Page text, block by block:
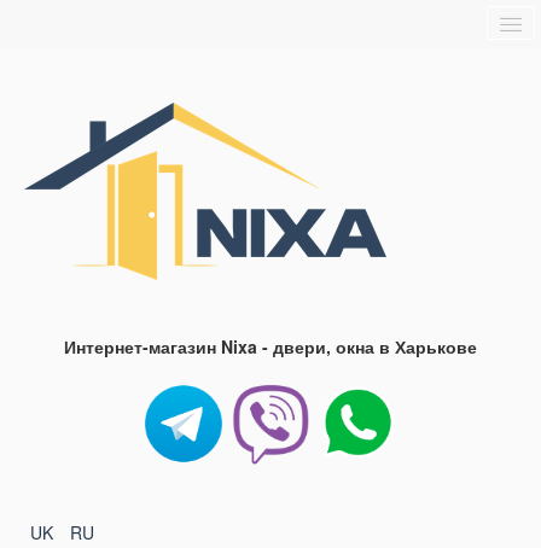
Контакты
Интернет-магазин Nixa - двери, окна в Харькове
UK RU